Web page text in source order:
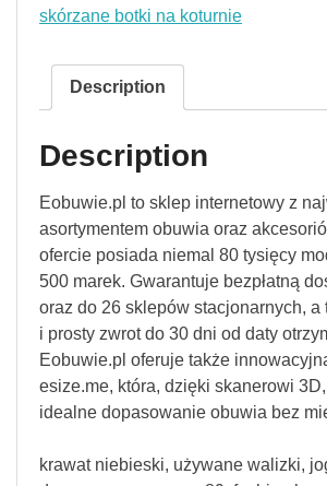
skórzane botki na koturnie
Description
Description
Eobuwie.pl to sklep internetowy z
asortymentem obuwia oraz
ofercie posiada niemal 80 tysięcy
500 marek. Gwarantuje bezpłatną
oraz do 26 sklepów stacjonarnych, a
i prosty zwrot do 30 dni od daty
Eobuwie.pl oferuje także
esize.me, która, dzięki skanerowi
idealne dopasowanie obuwia bez
krawat niebieski, używane walizki,